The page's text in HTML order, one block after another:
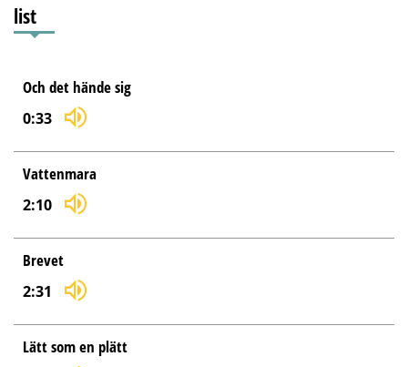
list
Och det hände sig
0:33
Vattenmara
2:10
Brevet
2:31
Lätt som en plätt